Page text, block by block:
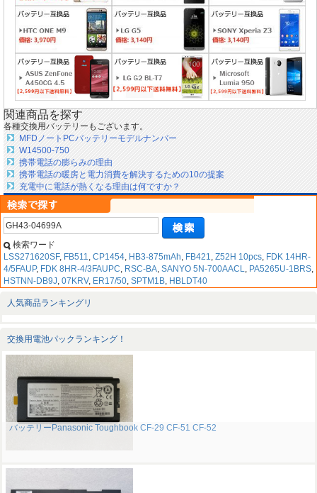
関連商品を探す
各種交換用バッテリーもございます。
MFDノートPCバッテリーモデルナンバー
W14500-750
携帯電話の膨らみの理由
携帯電話の暖房と電力消費を解決するための10の提案
充電中に電話が熱くなる理由は何ですか？
検索ワード
LSS271620SF, FB511, CP1454, HB3-875mAh, FB421, Z52H 10pcs, FDK 14HR-
4/5FAUP, FDK 8HR-4/3FAUPC, RSC-BA, SANYO 5N-700AACL, PA5265U-1BRS,
HSTNN-DB9J, 07KRV, ER17/50, SPTM1B, HBLDT40
人気商品ランキングリ
交換用電池パックランキング！
バッテリーPanasonic Toughbook CF-29 CF-51 CF-52